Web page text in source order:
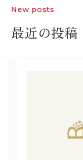
New posts
最近の投稿